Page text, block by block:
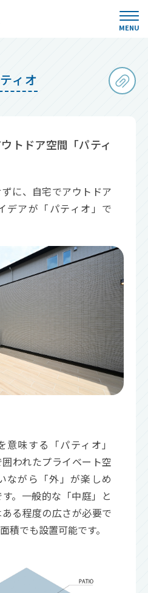
MENU
ィオ
トドア空間「パティ
に、自宅でアウトドア
デアが「パティオ」で
意味する「パティオ」
われたプライベート空
ながら「外」が楽しめ
。一般的な「中庭」と
る程度の広さが必要で
積でも設置可能です。